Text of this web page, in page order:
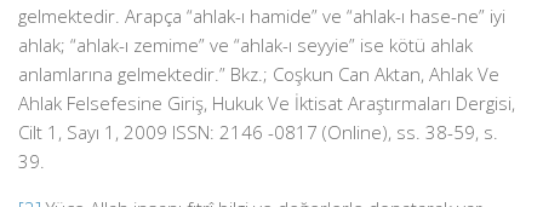
gelmektedir. Arapça “ahlak-ı hamide” ve “ahlak-ı hase-ne” iyi
ahlak; “ahlak-ı zemime” ve “ahlak-ı seyyie” ise kötü ahlak
anlamlarına gelmektedir.” Bkz.; Coşkun Can Aktan, Ahlak Ve
Ahlak Felsefesine Giriş, Hukuk Ve İktisat Araştırmaları Dergisi,
Cilt 1, Sayı 1, 2009 ISSN: 2146 -0817 (Online), ss. 38-59, s.
39.